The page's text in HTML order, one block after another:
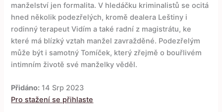
manželství jen formalita. V hledáčku kriminalistů se ocitá
hned několik podezřelých, kromě dealera Leštiny i
rodinný terapeut Vidím a také radní z magistrátu, ke
které má blízký vztah manžel zavražděné. Podezřelým
může být i samotný Tomíček, který zřejmě o bouřlivém
intimním životě své manželky věděl.
Přidáno: 14 Srp 2023
Pro stažení se přihlaste